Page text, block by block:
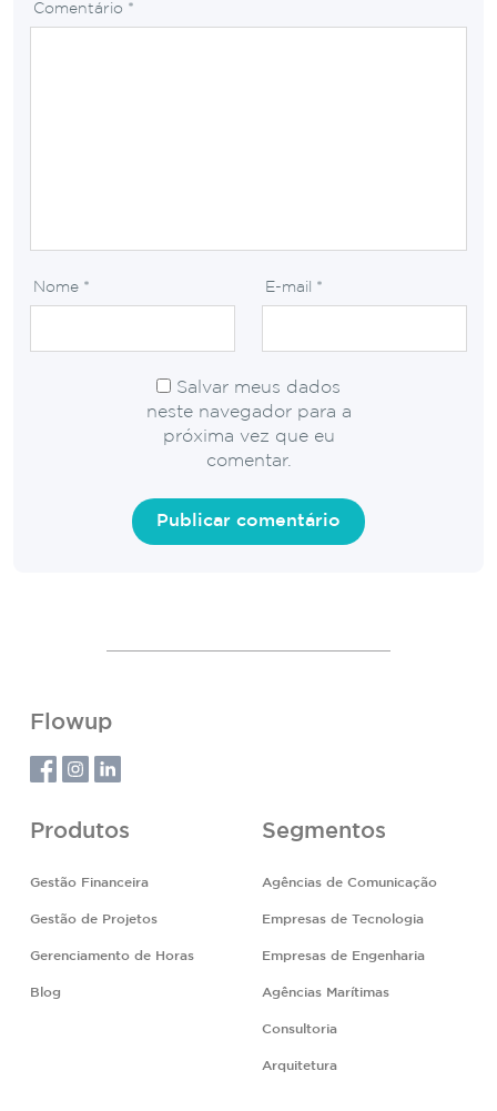
Comentário *
Nome * E-mail *
Salvar meus dados
neste navegador para a
próxima vez que eu
comentar.
Flowup
Produtos
Gestão Financeira
Gestão de Projetos
Gerenciamento de Horas
Blog
Segmentos
Agências de Comunicação
Empresas de Tecnologia
Empresas de Engenharia
Agências Marítimas
Consultoria
Arquitetura